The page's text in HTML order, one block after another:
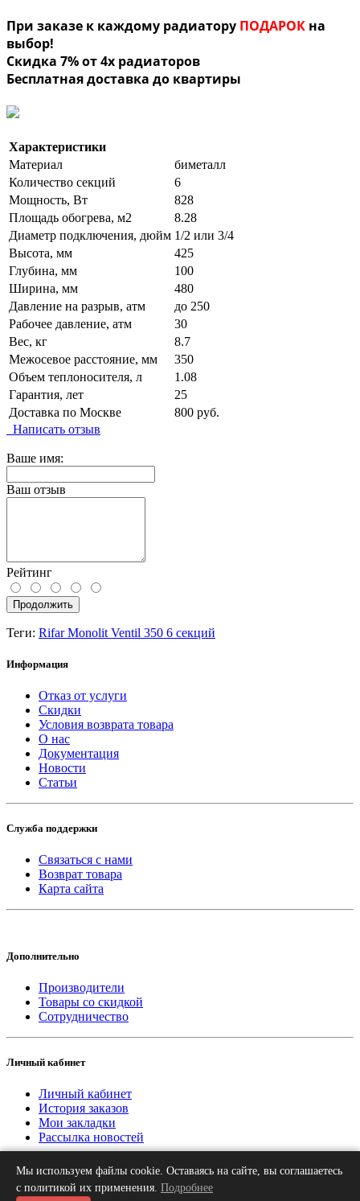
При заказе к каждому радиатору ПОДАРОК на
выбор!
Скидка 7% от 4х радиаторов
Бесплатная доставка до квартиры
Характеристики
Материал
биметалл
Количество секций
6
Мощность, Вт
828
Площадь обогрева, м2
8.28
Диаметр подключения, дюйм 1/2 или 3/4
Высота, мм
425
Глубина, мм
100
Ширина, мм
480
Давление на разрыв, атм
до 250
Рабочее давление, атм
30
Вес, кг
8.7
Межосевое расстояние, мм
350
Объем теплоносителя, л
1.08
Гарантия, лет
25
Доставка по Москве
800 руб.
Написать отзыв
Ваше имя:
Ваш отзыв
Рейтинг
Продолжить
Теги: Rifar Monolit Ventil 350 6 секций
Информация
Отказ от услуги
Скидки
Условия возврата товара
О нас
Документация
Новости
Статьи
Служба поддержки
Связаться с нами
Возврат товара
Карта сайта
Дополнительно
Производители
Товары со скидкой
Сотрудничество
Личный кабинет
Личный кабинет
История заказов
Мои закладки
Рассылка новостей
2013-2026 © «Рифар Москва»
О нас Оплата Доставка Контакты
Мы используем файлы cookie. Оставаясь на сайте, вы соглашаетесь
с политикой их применения. Подробнее